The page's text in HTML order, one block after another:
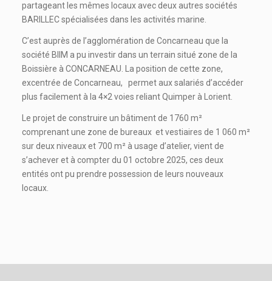
partageant les mêmes locaux avec deux autres sociétés
BARILLEC spécialisées dans les activités marine.
C’est auprès de l’agglomération de Concarneau que la
société BIIM a pu investir dans un terrain situé zone de la
Boissière à CONCARNEAU. La position de cette zone,
excentrée de Concarneau, permet aux salariés d’accéder
plus facilement à la 4×2 voies reliant Quimper à Lorient.
Le projet de construire un bâtiment de 1760 m²
comprenant une zone de bureaux et vestiaires de 1 060 m²
sur deux niveaux et 700 m² à usage d’atelier, vient de
s’achever et à compter du 01 octobre 2025, ces deux
entités ont pu prendre possession de leurs nouveaux
locaux.